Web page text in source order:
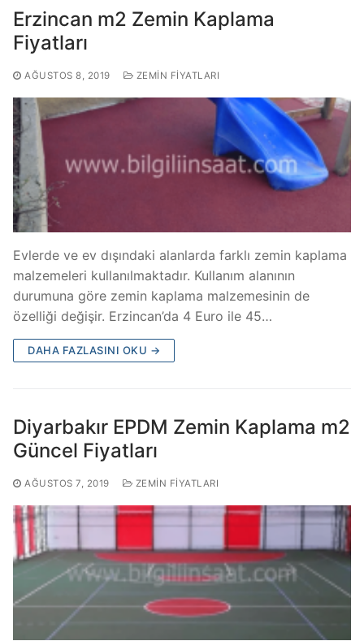
Erzincan m2 Zemin Kaplama
Fiyatları
AĞUSTOS 8, 2019 ZEMIN FIYATLARI
Evlerde ve ev dışındaki alanlarda farklı zemin kaplama
malzemeleri kullanılmaktadır. Kullanım alanının
durumuna göre zemin kaplama malzemesinin de
özelliği değişir. Erzincan’da 4 Euro ile 45…
DAHA FAZLASINI OKU →
Diyarbakır EPDM Zemin Kaplama m2
Güncel Fiyatları
AĞUSTOS 7, 2019 ZEMIN FIYATLARI